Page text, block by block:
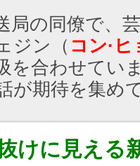
局の同僚で、
ジン（ コン·
を合わせてい
が期待を集め
けに見える